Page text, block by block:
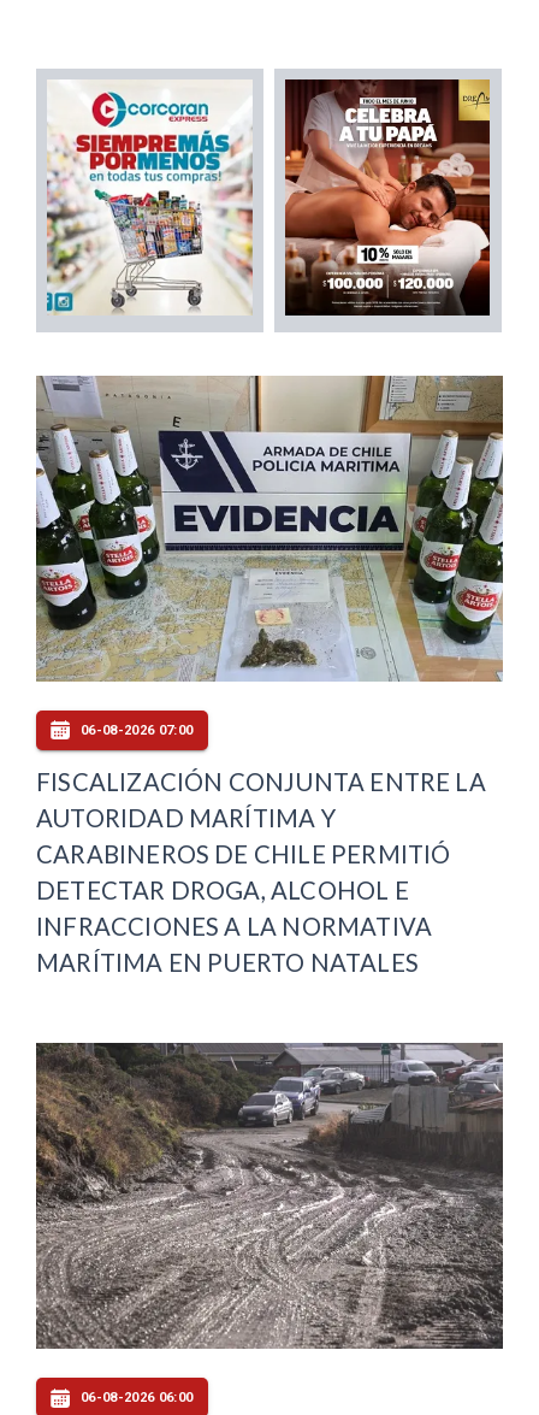
06-08-2026 07:00
FISCALIZACIÓN CONJUNTA ENTRE LA
AUTORIDAD MARÍTIMA Y
CARABINEROS DE CHILE PERMITIÓ
DETECTAR DROGA, ALCOHOL E
INFRACCIONES A LA NORMATIVA
MARÍTIMA EN PUERTO NATALES
06-08-2026 06:00